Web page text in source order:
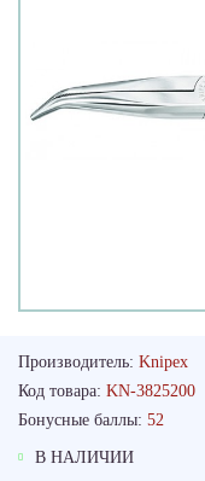
Производитель: Knipex
Код товара: KN-3825200
Бонусные баллы: 52
В НАЛИЧИИ